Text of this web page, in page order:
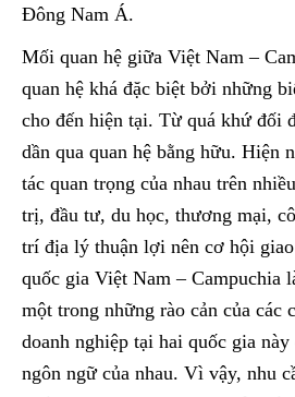
Đông Nam Á.
Mối quan hệ giữa Việt Nam –
quan hệ khá đặc biệt bởi những
cho đến hiện tại. Từ quá khứ đối
dần qua quan hệ bằng hữu. Hiện
tác quan trọng của nhau trên
trị, đầu tư, du học, thương mại,
trí địa lý thuận lợi nên cơ hội
quốc gia Việt Nam – Campuchia
một trong những rào cản của các
doanh nghiệp tại hai quốc gia
ngôn ngữ của nhau. Vì vậy, nhu